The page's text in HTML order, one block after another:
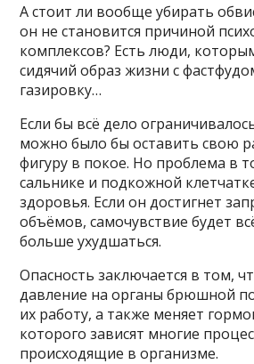
А стоит ли вообще убирать
он не становится причиной
комплексов? Есть люди,
сидячий образ жизни с
газировку…
Если бы всё дело
можно было бы оставить свою
фигуру в покое. Но проблема в
сальнике и подкожной
здоровья. Если он достигнет
объёмов, самочувствие будет
больше ухудшаться.
Опасность заключается в том,
давление на органы брюшной
их работу, а также меняет
которого зависят многие
происходящие в организме.